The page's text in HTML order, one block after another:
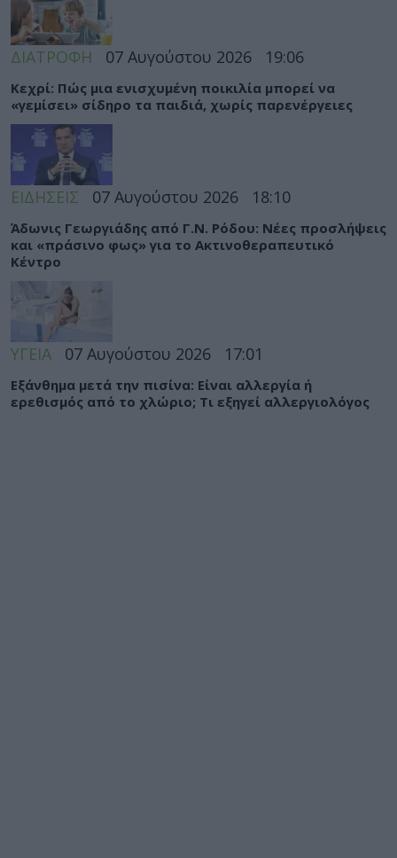
ΔΙΑΤΡΟΦΗ 07 Αυγούστου 2026 19:06
Κεχρί: Πώς μια ενισχυμένη ποικιλία μπορεί να
«γεμίσει» σίδηρο τα παιδιά, χωρίς παρενέργειες
ΕΙΔΗΣΕΙΣ 07 Αυγούστου 2026 18:10
Άδωνις Γεωργιάδης από Γ.Ν. Ρόδου: Νέες προσλήψεις
και «πράσινο φως» για το Ακτινοθεραπευτικό
Κέντρο
ΥΓΕΙΑ 07 Αυγούστου 2026 17:01
Εξάνθημα μετά την πισίνα: Είναι αλλεργία ή
ερεθισμός από το χλώριο; Τι εξηγεί αλλεργιολόγος